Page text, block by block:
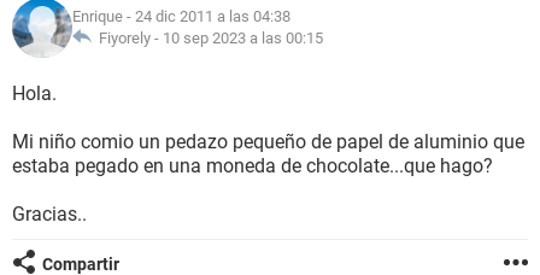
NUTRICIÓN
SEXUALIDAD
Enrique - 24 dic 2011 a las 04:38
Fiyorely - 10 sep 2023 a las 00:15
Hola.
Mi niño comio un pedazo pequeño de papel de aluminio que
estaba pegado en una moneda de chocolate...que hago?
Gracias..
Compartir